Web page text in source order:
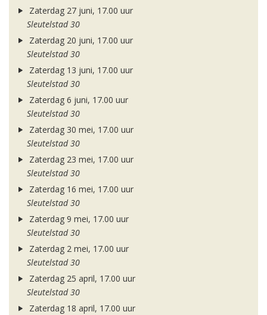
Zaterdag 27 juni, 17.00 uur
Sleutelstad 30
Zaterdag 20 juni, 17.00 uur
Sleutelstad 30
Zaterdag 13 juni, 17.00 uur
Sleutelstad 30
Zaterdag 6 juni, 17.00 uur
Sleutelstad 30
Zaterdag 30 mei, 17.00 uur
Sleutelstad 30
Zaterdag 23 mei, 17.00 uur
Sleutelstad 30
Zaterdag 16 mei, 17.00 uur
Sleutelstad 30
Zaterdag 9 mei, 17.00 uur
Sleutelstad 30
Zaterdag 2 mei, 17.00 uur
Sleutelstad 30
Zaterdag 25 april, 17.00 uur
Sleutelstad 30
Zaterdag 18 april, 17.00 uur